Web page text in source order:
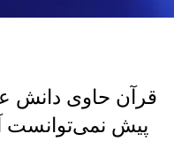
پیش نمی‌توانست